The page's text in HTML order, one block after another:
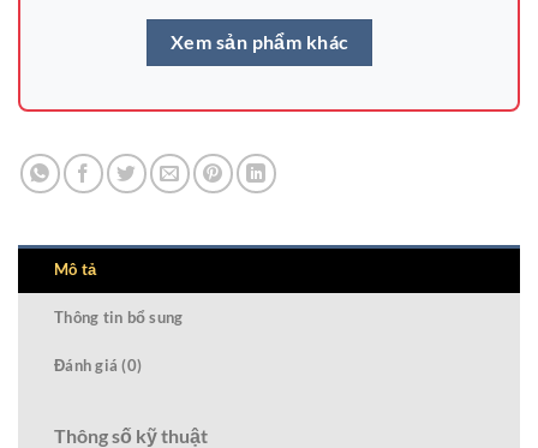
Xem sản phẩm khác
Mô tả
Thông tin bổ sung
Đánh giá (0)
Thông số kỹ thuật